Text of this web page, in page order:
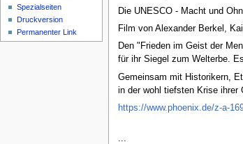
Die UNESCO - Macht und
Film von Alexander Berkel,
Den "Frieden im Geist der
für ihr Siegel zum Welterbe.
Gemeinsam mit Historikern,
in der wohl tiefsten Krise ihrer
https://www.phoenix.de/z-a-
...
Spezialseiten
Druckversion
Permanenter Link